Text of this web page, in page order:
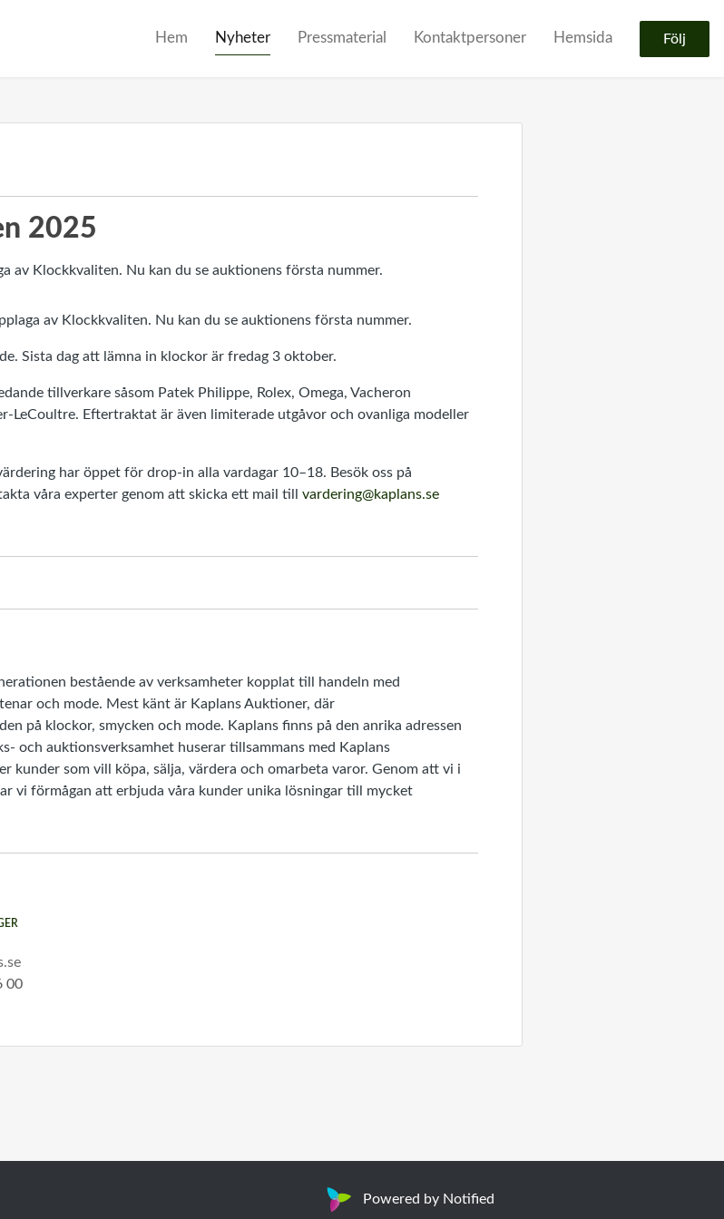
Hem Nyheter Pressmaterial Kontaktpersoner Hemsida Följ
2025
av Klockkvaliten. Nu kan du se auktionens första nummer.
Sista dag att lämna in klockor är fredag 3 oktober.
tillverkare såsom Patek Philippe, Rolex, Omega, Vacheron
LeCoultre. Eftertraktat är även limiterade utgåvor och ovanliga modeller
har öppet för drop-in alla vardagar 10–18. Besök oss på
våra experter genom att skicka ett mail till vardering@kaplans.se
bestående av verksamheter kopplat till handeln med
och mode. Mest känt är Kaplans Auktioner, där
på klockor, smycken och mode. Kaplans finns på den anrika adressen
och auktionsverksamhet huserar tillsammans med Kaplans
kunder som vill köpa, sälja, värdera och omarbeta varor. Genom att vi i
vi förmågan att erbjuda våra kunder unika lösningar till mycket
00
Powered by Notified